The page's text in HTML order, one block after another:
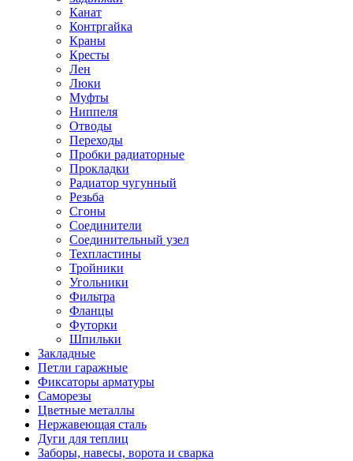
Канат
Контргайка
Краны
Кресты
Лен
Люки
Муфты
Ниппеля
Отводы
Переходы
Пробки радиаторные
Прокладки
Радиатор чугунный
Резьба
Сгоны
Соединители
Соединительный узел
Техпластины
Тройники
Угольники
Фильтра
Фланцы
Футорки
Шпильки
Закладные
Петли гаражные
Фиксаторы арматуры
Саморезы
Цветные металлы
Нержавеющая сталь
Дуги для теплиц
Заборы, навесы, ворота и сварка